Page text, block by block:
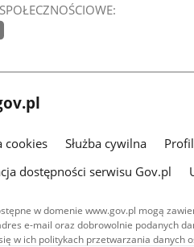
cookies Służba cywilna
dostępności serwisu Gov.pl
w domenie www.gov.pl mogą
e-mail oraz dobrowolnie podanych
w ich politykach przetwarzania danych